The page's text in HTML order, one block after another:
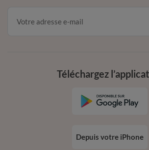
Téléchargez
Depuis votre iPhone